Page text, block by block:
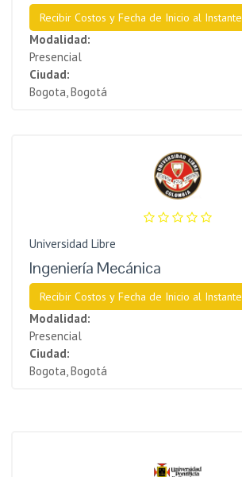
Recibir Costos y Fecha de Inicio al Instante
Modalidad:
Presencial
Ciudad:
Bogota, Bogotá
Universidad Libre
Ingeniería Mecánica
Recibir Costos y Fecha de Inicio al Instante
Modalidad:
Presencial
Ciudad:
Bogota, Bogotá